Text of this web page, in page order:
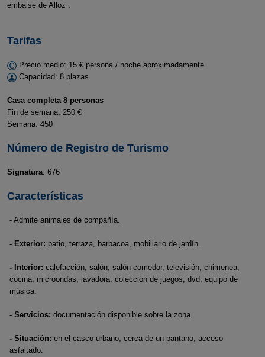
embalse de Alloz .
Tarifas
Precio medio: 15 € persona / noche aproximadamente
Capacidad: 8 plazas
Casa completa 8 personas
Fin de semana: 250 €
Semana: 450
Número de Registro de Turismo
Signatura: 676
Características
- Admite animales de compañía.
- Exterior: patio, terraza, barbacoa, mobiliario de jardín.
- Interior: calefacción, salón, salón-comedor, televisión, chimenea,
cocina, microondas, lavadora, colección de juegos, dvd, equipo de
música.
- Servicios: documentación disponible sobre la zona.
- Situación: en el casco urbano, cerca de un pantano, acceso
asfaltado.